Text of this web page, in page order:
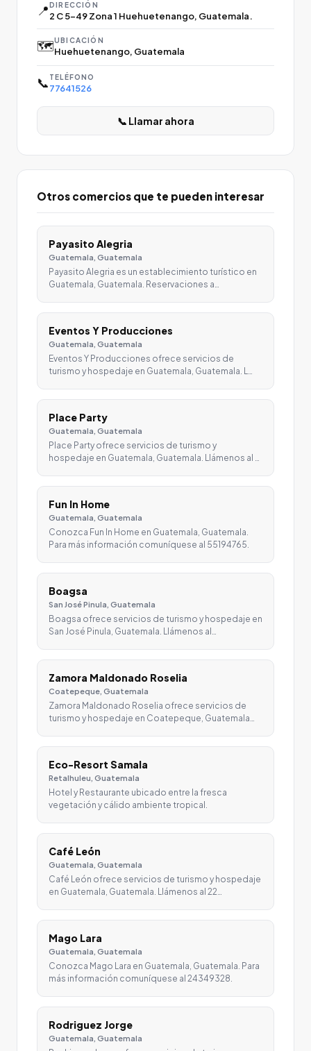
📍DIRECCIÓN
2 C 5-49 Zona 1 Huehuetenango, Guatemala.
🗺️UBICACIÓN
Huehuetenango, Guatemala
📞 TELÉFONO
77641526
📞 Llamar ahora
Otros comercios que te pueden interesar
Payasito Alegria
Guatemala, Guatemala
Payasito Alegria es un establecimiento turístico en
Guatemala, Guatemala. Reservaciones a…
Eventos Y Producciones
Guatemala, Guatemala
Eventos Y Producciones ofrece servicios de
turismo y hospedaje en Guatemala, Guatemala. L…
Place Party
Guatemala, Guatemala
Place Party ofrece servicios de turismo y
hospedaje en Guatemala, Guatemala. Llámenos al …
Fun In Home
Guatemala, Guatemala
Conozca Fun In Home en Guatemala, Guatemala.
Para más información comuníquese al 55194765.
Boagsa
San José Pinula, Guatemala
Boagsa ofrece servicios de turismo y hospedaje en
San José Pinula, Guatemala. Llámenos al…
Zamora Maldonado Roselia
Coatepeque, Guatemala
Zamora Maldonado Roselia ofrece servicios de
turismo y hospedaje en Coatepeque, Guatemala…
Eco-Resort Samala
Retalhuleu, Guatemala
Hotel y Restaurante ubicado entre la fresca
vegetación y cálido ambiente tropical.
Café León
Guatemala, Guatemala
Café León ofrece servicios de turismo y hospedaje
en Guatemala, Guatemala. Llámenos al 22…
Mago Lara
Guatemala, Guatemala
Conozca Mago Lara en Guatemala, Guatemala. Para
más información comuníquese al 24349328.
Rodriguez Jorge
Guatemala, Guatemala